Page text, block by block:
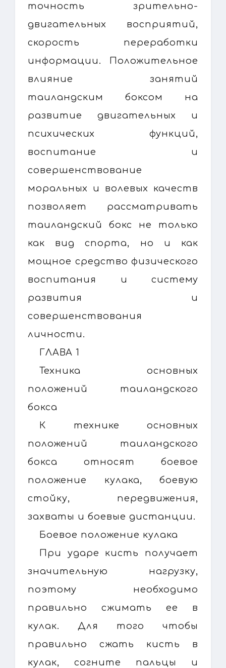
точность зрительно-
двигательных восприятий,
скорость переработки
информации. Положительное
влияние занятий
таиландским боксом на
развитие двигательных и
психических функций,
воспитание и
совершенствование
моральных и волевых качеств
позволяет рассматривать
таиландский бокс не только
как вид спорта, но и как
мощное средство физического
воспитания и систему
развития и
совершенствования
личности.
ГЛАВА 1
Техника основных
положений таиландского
бокса
К технике основных
положений таиландского
бокса относят боевое
положение кулака, боевую
стойку, передвижения,
захваты и боевые дистанции.
Боевое положение кулака
При ударе кисть получает
значительную нагрузку,
поэтому необходимо
правильно сжимать ее в
кулак. Для того чтобы
правильно сжать кисть в
кулак, согните пальцы и